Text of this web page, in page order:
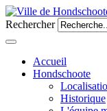
Rechercher
Accueil
Hondschoote
Historique